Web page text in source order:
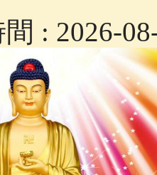
: 2026-